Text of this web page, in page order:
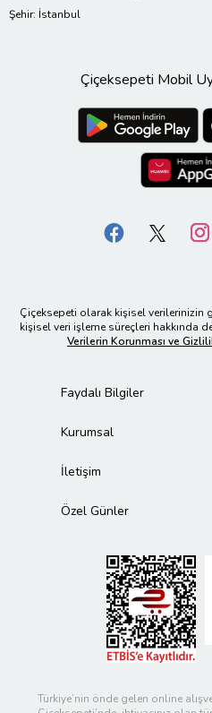
Şehir: İstanbul
Çiçeksepeti Mobil
Çiçeksepeti olarak kişisel verilerinizin
kişisel veri işleme süreçleri hakkında
Verilerin Korunması ve
Faydalı Bilgiler
Kurumsal
İletişim
Özel Günler
Türkiye’nin önde gelen online